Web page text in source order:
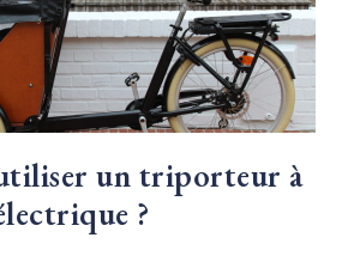
un triporteur à
?